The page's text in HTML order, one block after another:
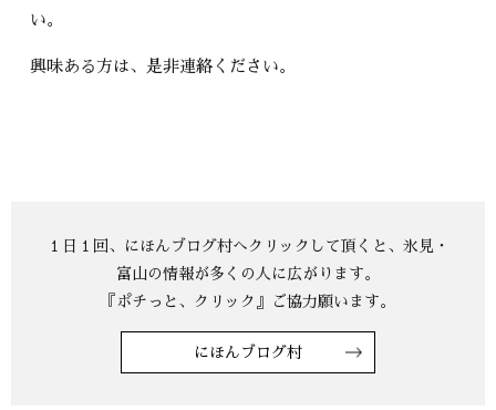
い。
興味ある方は、是非連絡ください。
にほんブログ村